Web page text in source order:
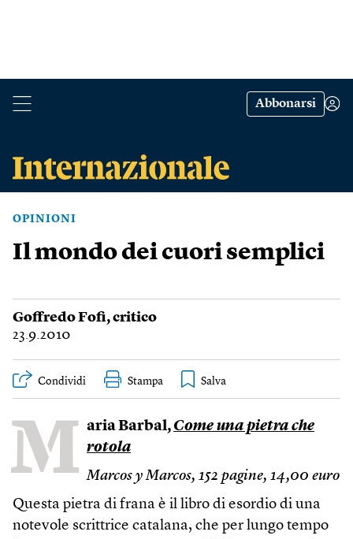
Abbonarsi
OPINIONI
Il mondo dei cuori semplici
Goffredo Fofi, critico
23.9.2010
Condividi Stampa
M aria Barbal, Come una pietra che
rotola
Marcos y Marcos, 152 pagine, 14,00 euro
Questa pietra di frana è il libro di esordio di una
notevole scrittrice catalana, che per lungo tempo